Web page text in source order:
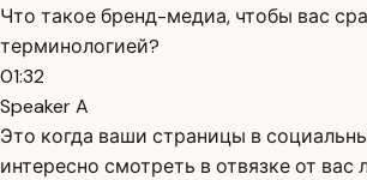
Что такое бренд-медиа, чтобы вас
терминологией?
01:32
Speaker A
Это когда ваши страницы в
интересно смотреть в отвязке от вас